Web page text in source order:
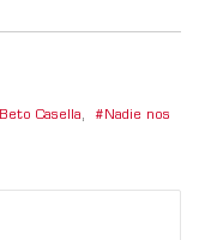
Beto Casella, Nadie nos